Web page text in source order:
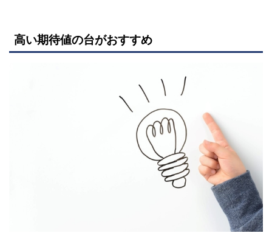
高い期待値の台がおすすめ